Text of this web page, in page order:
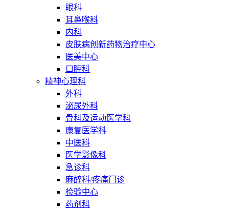
眼科
耳鼻喉科
内科
皮肤病创新药物治疗中心
医美中心
口腔科
精神心理科
外科
泌尿外科
骨科及运动医学科
康复医学科
中医科
医学影像科
急诊科
麻醉科/疼痛门诊
检验中心
药剂科